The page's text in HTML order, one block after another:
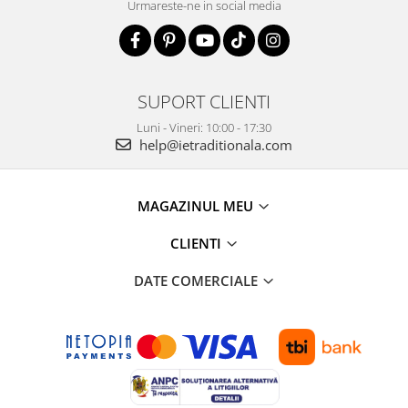
Urmareste-ne in social media
SUPORT CLIENTI
Luni - Vineri: 10:00 - 17:30
help@ietraditionala.com
MAGAZINUL MEU
CLIENTI
DATE COMERCIALE